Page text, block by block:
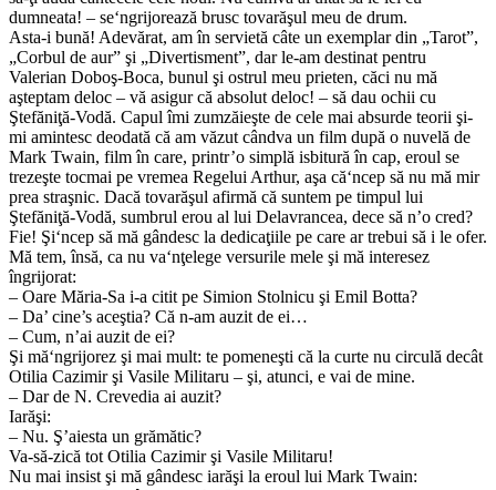
dumneata! – se‘ngrijorează brusc tovarăşul meu de drum.
Asta-i bună! Adevărat, am în servietă câte un exemplar din „Tarot”,
„Corbul de aur” şi „Divertisment”, dar le-am destinat pentru
Valerian Doboş-Boca, bunul şi ostrul meu prieten, căci nu mă
aşteptam deloc – vă asigur că absolut deloc! – să dau ochii cu
Ştefăniţă-Vodă. Capul îmi zumzăieşte de cele mai absurde teorii şi-
mi amintesc deodată că am văzut cândva un film după o nuvelă de
Mark Twain, film în care, printr’o simplă isbitură în cap, eroul se
trezeşte tocmai pe vremea Regelui Arthur, aşa că‘ncep să nu mă mir
prea straşnic. Dacă tovarăşul afirmă că suntem pe timpul lui
Ştefăniţă-Vodă, sumbrul erou al lui Delavrancea, dece să n’o cred?
Fie! Şi‘ncep să mă gândesc la dedicaţiile pe care ar trebui să i le ofer.
Mă tem, însă, ca nu va‘nţelege versurile mele şi mă interesez
îngrijorat:
– Oare Măria-Sa i-a citit pe Simion Stolnicu şi Emil Botta?
– Da’ cine’s aceştia? Că n-am auzit de ei…
– Cum, n’ai auzit de ei?
Şi mă‘ngrijorez şi mai mult: te pomeneşti că la curte nu circulă decât
Otilia Cazimir şi Vasile Militaru – şi, atunci, e vai de mine.
– Dar de N. Crevedia ai auzit?
Iarăşi:
– Nu. Ş’aiesta un grămătic?
Va-să-zică tot Otilia Cazimir şi Vasile Militaru!
Nu mai insist şi mă gândesc iarăşi la eroul lui Mark Twain: